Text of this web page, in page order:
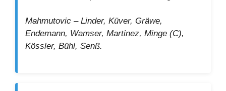
Mahmutovic – Linder, Küver, Gräwe,
Endemann, Wamser, Martinez, Minge (C),
Kössler, Bühl, Senß.